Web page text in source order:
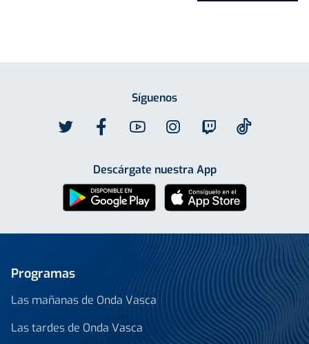
Síguenos
Descárgate nuestra App
Programas
Las mañanas de Onda Vasca
Las tardes de Onda Vasca